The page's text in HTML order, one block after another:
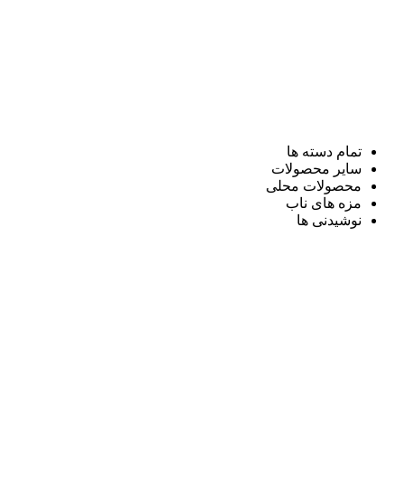
تمام دسته ها
سایر محصولات
محصولات محلی
مزه های ناب
نوشیدنی ها